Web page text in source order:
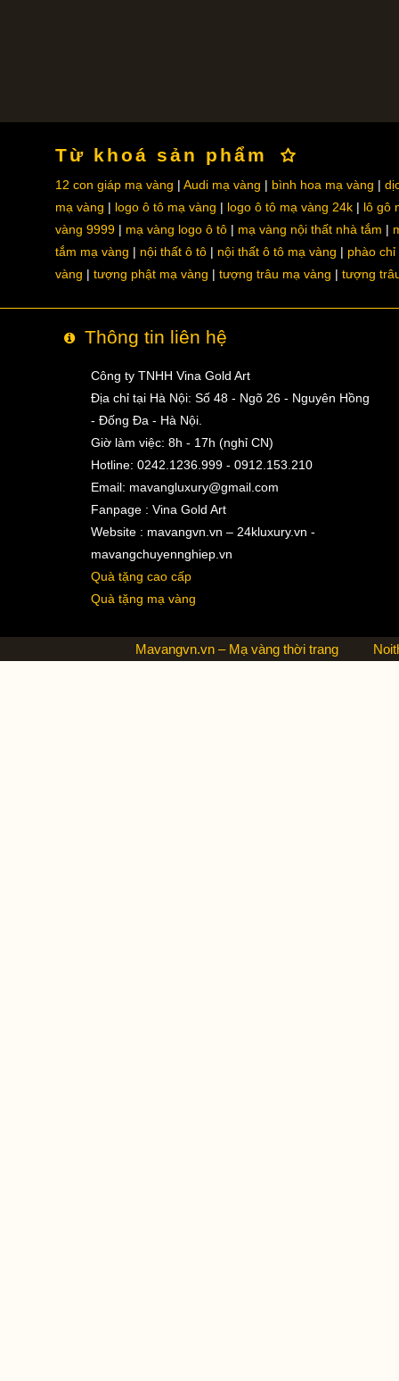
Từ khoá sản phẩm
12 con giáp mạ vàng Audi mạ vàng bình hoa mạ vàng
mạ vàng
logo ô tô mạ vàng logo ô tô mạ vàng 24k
lô gô
vàng 9999
mạ vàng logo ô tô mạ vàng nội thất nhà tắm
tắm mạ vàng
nội thất ô tô nội thất ô tô mạ vàng
phào chỉ
vàng
tượng phật mạ vàng tượng trâu mạ vàng tượng
Thông tin liên hệ
Công ty TNHH Vina Gold Art
Địa chỉ tại Hà Nội: Số 48 - Ngõ 26 - Nguyên Hồng
- Đống Đa - Hà Nội.
Giờ làm việc: 8h - 17h (nghỉ CN)
Hotline: 0242.1236.999 - 0912.153.210
Email: mavangluxury@gmail.com
Fanpage : Vina Gold Art
Website : mavangvn.vn – 24kluxury.vn -
mavangchuyennghiep.vn
Quà tặng cao cấp
Quà tặng mạ vàng
Mavangvn.vn – Mạ vàng thời trang